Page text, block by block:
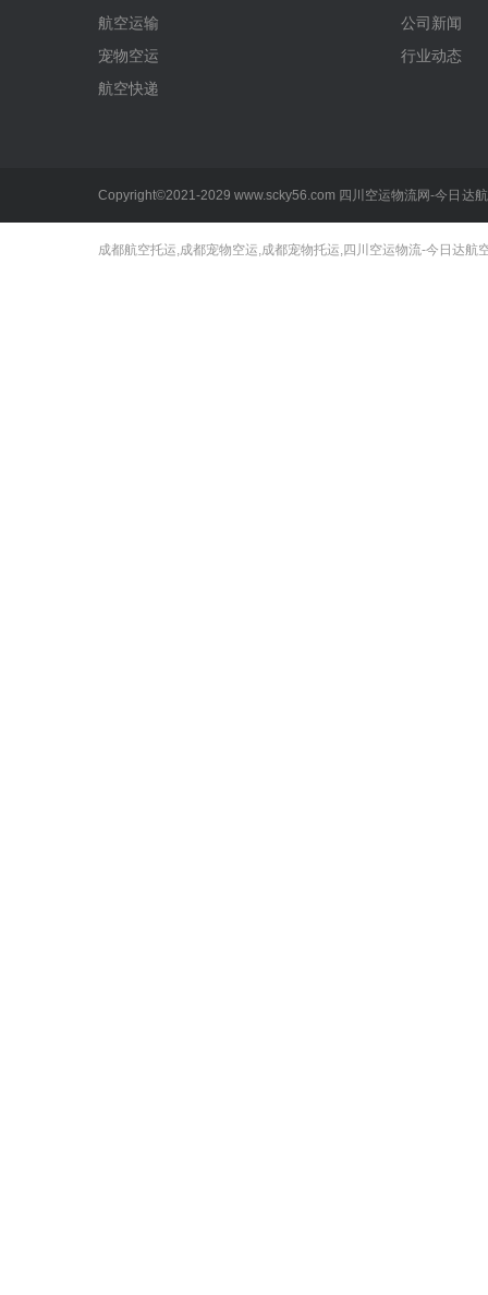
航空运输
宠物空运
航空快递
公司新闻
行业动态
Copyright©2021-2029 www.scky56.com 四川空运物流网-今日达
成都航空托运,成都宠物空运,成都宠物托运,四川空运物流-今日达航